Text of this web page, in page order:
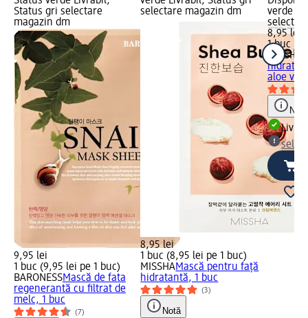
Status gri selectare
magazin dm
9,95 lei
1 buc (9,95 lei pe 1 buc)
BARONESSMască de fata
regenerantă cu filtrat de
melc, 1 buc
(7)
selectare magazin dm
8,95 lei
1 buc (8,95 lei pe 1 buc)
MISSHAMască pentru față
hidratantă, 1 buc
(3)
Notă
verde
8,95 lei
1 buc
MISSHA
aloe
Notă